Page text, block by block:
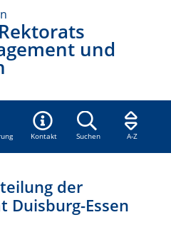
und
Kontakt Suchen A-Z
der
Duisburg-Essen